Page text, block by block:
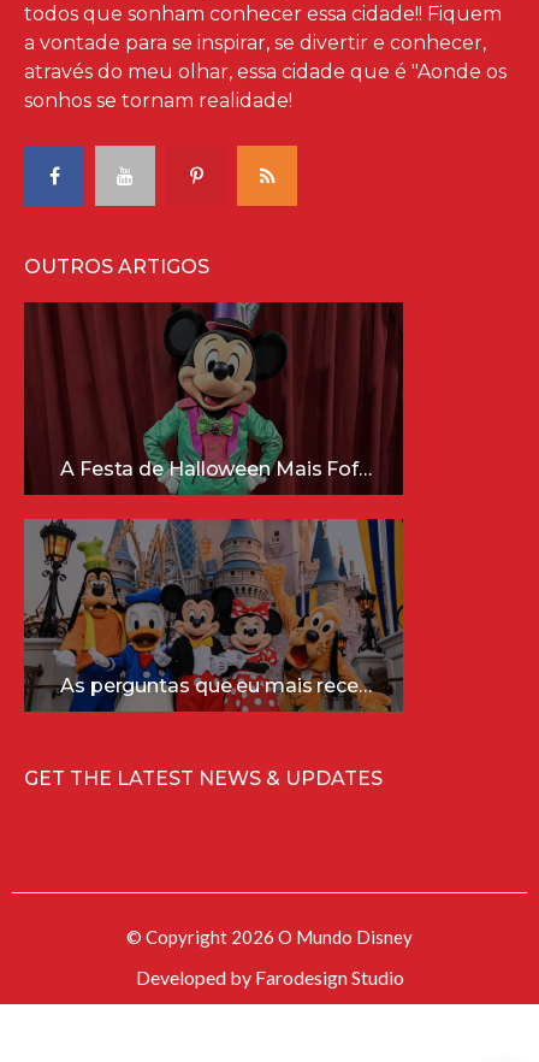
todos que sonham conhecer essa cidade!! Fiquem
a vontade para se inspirar, se divertir e conhecer,
através do meu olhar, essa cidade que é "Aonde os
sonhos se tornam realidade!
OUTROS ARTIGOS
A Festa de Halloween Mais Fofa da Disney Está Chegando!
As perguntas que eu mais recebo sobre a Disney (e as respostas mais sinceras!)
GET THE LATEST NEWS & UPDATES
© Copyright 2026 O Mundo Disney
Developed by Farodesign Studio